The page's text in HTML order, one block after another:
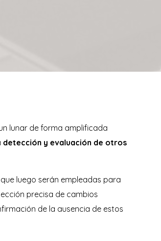
lunar de forma amplificada
detección y evaluación de otros
luego serán empleadas para
precisa de cambios
de la ausencia de estos